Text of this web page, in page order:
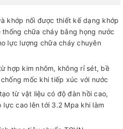
khớp nối được thiết kế dạng khớp
chữa cháy bằng họng nước
lực lượng chữa cháy chuyên
hợp kim nhôm, không rỉ sét, bề
mốc khi tiếp xúc với nước
từ vật liệu có độ đàn hồi cao,
cao lên tới 3.2 Mpa khi làm